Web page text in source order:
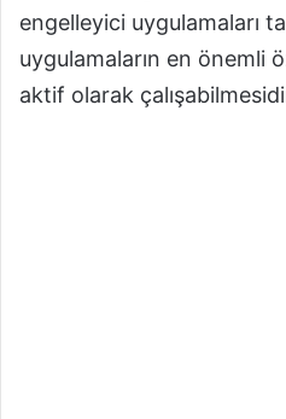
engelleyici uygulamaları
uygulamaların en önemli
aktif olarak